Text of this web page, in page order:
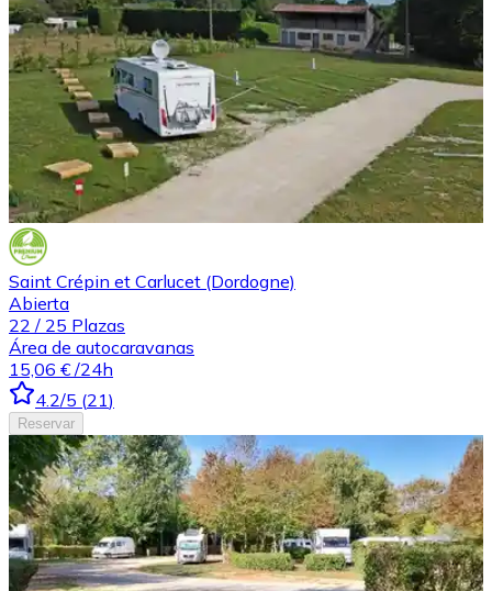
Saint Crépin et Carlucet (Dordogne)
Abierta
22 / 25 Plazas
Área de autocaravanas
15,06 € /24h
4.2/5 (21)
Reservar